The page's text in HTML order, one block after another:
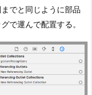
でと同じように部品
で運んで配置する。